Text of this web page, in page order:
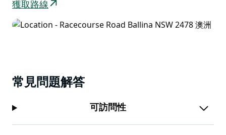
千萬別錯過－在日曆上做好標記，以巴利納的方式慶祝節
禮日吧！
獲取路線
常見問題解答
可訪問性